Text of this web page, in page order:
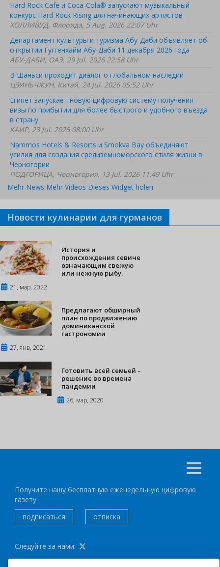
Hard Rock Cafe и Coca-Cola® запускают музыкальный
конкурс Hard Rock Rising для начинающих артистов
ХОЛЛИВУД, Флорида, 5 Aug. 2026 22:07 Uhr
Департамент культуры и туризма Абу-Даби объявляет об
открытии Гуггенхайм Абу-Даби 11 декабря 2026 года
АБУ-ДАБИ, ОАЭ, 29 Jul. 2026 22:58 Uhr
В Шаньси проходит диалог о глобальном наследии
ЦЗИНЬЧЖУН, Китай, 24 Jul. 2026 05:52 Uhr
Египет запускает новую цифровую систему получения
визы по прибытии для более быстрого и удобного въезда
в страну
КАИР, 23 Jul. 2026 08:00 Uhr
Nammos Hotels & Resorts и Smokva Bay объединяют
усилия для создания средиземноморского стиля жизни в
Черногории
ПОДГОРИЦА, Черногория, 13 Jul. 2026 11:49 Uhr
Mehr News Mehr Videos Dieses Widget holen
Новости кулинарии для гурманов
История и
происхождения севиче
означающим свежую
или нежную рыбу.
21, мар, 2022
Предлагают обширный
план по продвижению
доминиканской
гастрономии
27, янв, 2021
Готовить всей семьей –
решение во времена
пандемии
26, мар, 2020
Получите нашу бесплатную еженедельную цифровую
газету
подписаться
отписка
Следуйте за нами: